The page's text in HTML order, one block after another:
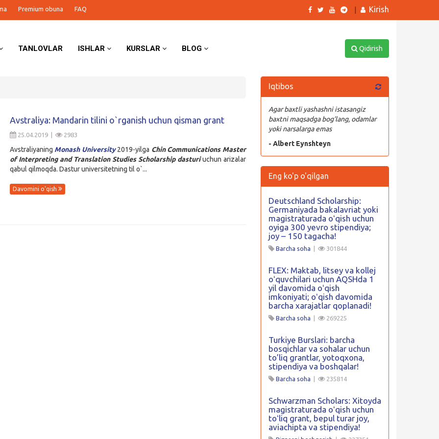
Premium obuna FAQ Kirish
TANLOVLAR ISHLAR KURSLAR BLOG Qidirish
Avstraliya: Mandarin tilini o`rganish uchun qisman grant
25.04.2019 | 2983
Avstraliyaning Monash University2019-yilga Chin Communications Master
of Interpreting and Translation Studies Scholarship dasturi uchun arizalar
qabul qilmoqda. Dastur universitetning til o`...
Davomini o'qish
Iqtibos
Agar baxtli yashashni istasangiz
baxtni maqsadga bog’lang, odamlar
yoki narsalarga emas
- Albert Eynshteyn
Eng ko'p o'qilgan
Deutschland Scholarship:
Germaniyada bakalavriat yoki
magistraturada oʻqish uchun
oyiga 300 yevro stipendiya;
joy – 150 tagacha!
Barcha soha 301844
FLEX: Maktab, litsey va kollej
oʻquvchilari uchun AQSHda 1
yil davomida oʻqish
imkoniyati; oʻqish davomida
barcha xarajatlar qoplanadi!
Barcha soha 269225
Turkiye Burslari: barcha
bosqichlar va sohalar uchun
to’liq grantlar, yotoqxona,
stipendiya va boshqalar!
Barcha soha 235814
Schwarzman Scholars: Xitoyda
magistraturada oʻqish uchun
toʻliq grant, bepul turar joy,
aviachipta va stipendiya!